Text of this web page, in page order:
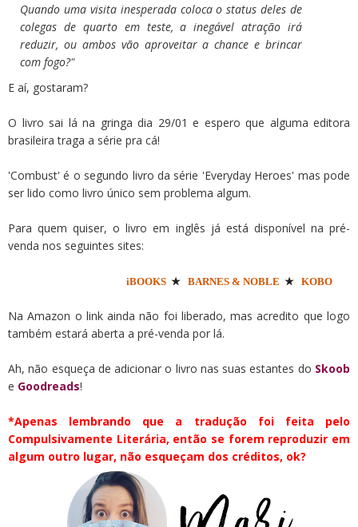
Quando uma visita inesperada coloca o status deles de
colegas de quarto em teste, a inegável atração irá
reduzir, ou ambos vão aproveitar a chance e brincar
com fogo?"
E aí, gostaram?
O livro sai lá na gringa dia 29/01 e espero que alguma editora
brasileira traga a série pra cá!
'Combust' é o segundo livro da série 'Everyday Heroes' mas pode
ser lido como livro único sem problema algum.
Para quem quiser, o livro em inglês já está disponível na pré-
venda nos seguintes sites:
iBOOKS ★ BARNES & NOBLE ★ KOBO
Na Amazon o link ainda não foi liberado, mas acredito que logo
também estará aberta a pré-venda por lá.
Ah, não esqueça de adicionar o livro nas suas estantes do Skoob
e Goodreads!
*Apenas lembrando que a tradução foi feita pelo
Compulsivamente Literária, então se forem reproduzir em
algum outro lugar, não esqueçam dos créditos, ok?